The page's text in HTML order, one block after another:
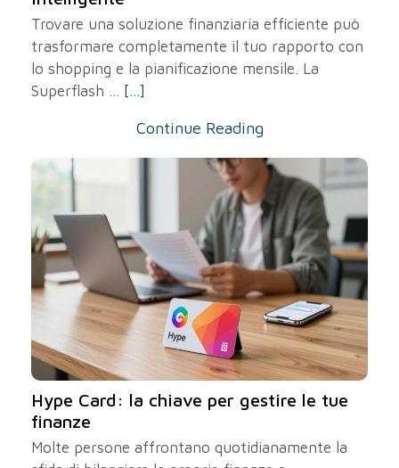
Trovare una soluzione finanziaria efficiente può
trasformare completamente il tuo rapporto con
lo shopping e la pianificazione mensile. La
Superflash ... [...]
Continue Reading
Hype Card: la chiave per gestire le tue
finanze
Molte persone affrontano quotidianamente la